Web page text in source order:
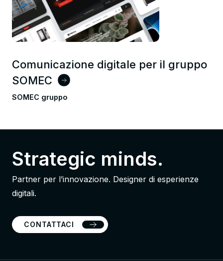
Comunicazione digitale per il gruppo
SOMEC
SOMEC gruppo
Strategic minds.
Partner per l’innovazione. Designer di esperienze
digitali.
CONTATTACI